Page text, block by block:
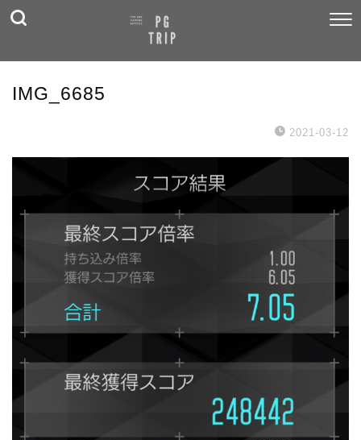
IMG_6685
2021-03-12